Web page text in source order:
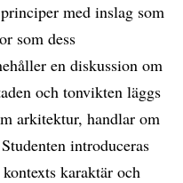
med inslag som
som dess
en diskussion om
och tonvikten läggs
arkitektur, handlar om
introduceras
karaktär och